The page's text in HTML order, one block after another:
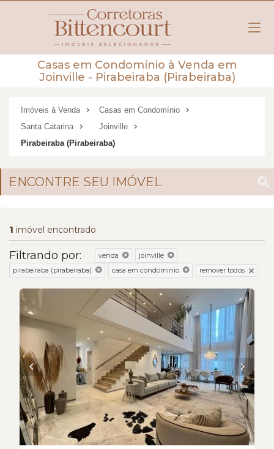
Casas em Condomínio à Venda em
Joinville - Pirabeiraba (Pirabeiraba)
Imóveis à Venda
Casas em Condomínio
Santa Catarina
Joinville
Pirabeiraba (Pirabeiraba)
ENCONTRE SEU IMÓVEL
1 imóvel encontrado
Filtrando por: venda
joinville
pirabeiraba (pirabeiraba)
casa em condomínio remover todos